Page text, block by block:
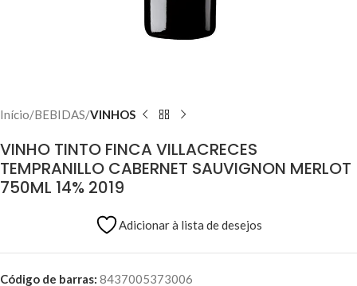
Início BEBIDAS VINHOS
VINHO TINTO FINCA VILLACRECES
TEMPRANILLO CABERNET SAUVIGNON MERLOT
750ML 14% 2019
Adicionar à lista de desejos
Código de barras: 8437005373006